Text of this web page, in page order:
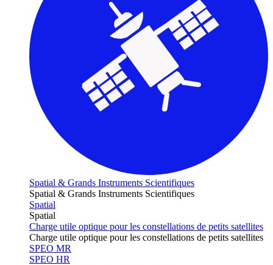
Spatial & Grands Instruments Scientifiques
Spatial & Grands Instruments Scientifiques
Spatial
Spatial
Charge utile optique pour les constellations de petits satellites
Charge utile optique pour les constellations de petits satellites
SPEO MR
SPEO HR